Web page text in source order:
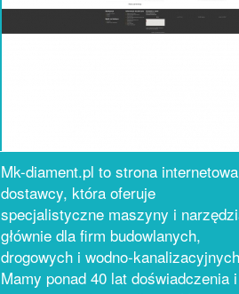
Mk-diament.pl to strona internetowa
dostawcy, która oferuje
specjalistyczne maszyny i
głównie dla firm budowlanych,
drogowych i wodno-
Mamy ponad 40 lat doświadczenia i